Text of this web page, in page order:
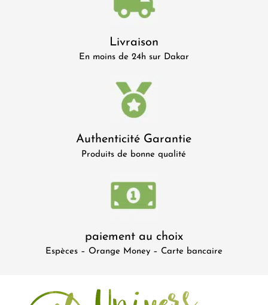
Livraison
En moins de 24h sur Dakar
Authenticité Garantie
Produits de bonne qualité
paiement au choix
Espèces – Orange Money – Carte bancaire